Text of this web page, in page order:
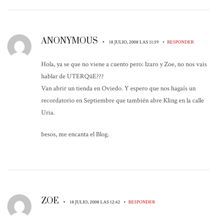
ANONYMOUS • 18 JULIO, 2008 LAS 11:59 • RESPONDER
Hola, ya se que no viene a cuento pero: Izaro y Zoe, no nos vais
hablar de UTERQüE???
Van abrir un tienda en Oviedo. Y espero que nos hagaís un
recordatorio en Septiembre que también abre Kling en la calle
Uria.
besos, me encanta el Blog.
ZOE • 18 JULIO, 2008 LAS 12:42 • RESPONDER